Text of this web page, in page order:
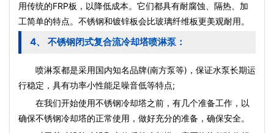
用传统的FRP板，以降低成本。它们都具有耐腐蚀、隔热、加
工简单的特点。不锈钢和镀锌板会比玻璃纤维板更美观耐用。
4、 不锈钢闭式复合流冷却塔喷淋泵：
喷淋泵都是采用国内知名品牌(南方泵等)，保证水泵长期运
行稳定，具有功率小性能足噪音低等特点;
在我们开始使用不锈钢冷却塔之前，有几个准备工作，以
确保不锈钢冷却塔的正常使用，做好充分的准备，确保安全。